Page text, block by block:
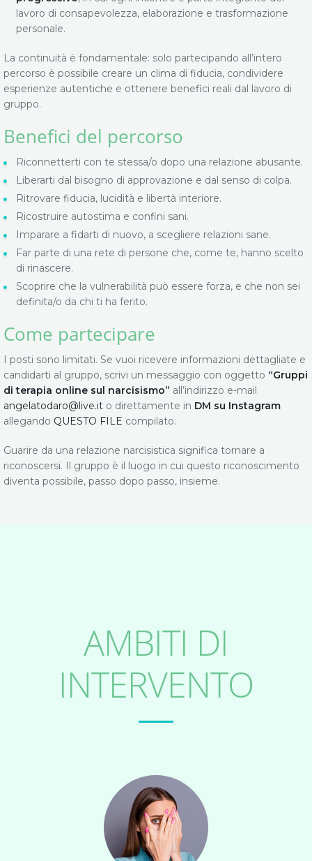
lavoro di consapevolezza, elaborazione e trasformazione
personale.
La continuità è fondamentale: solo partecipando all’intero
percorso è possibile creare un clima di fiducia, condividere
esperienze autentiche e ottenere benefici reali dal lavoro di
gruppo.
Benefici del percorso
Riconnetterti con te stessa/o dopo una relazione abusante.
Liberarti dal bisogno di approvazione e dal senso di colpa.
Ritrovare fiducia, lucidità e libertà interiore.
Ricostruire autostima e confini sani.
Imparare a fidarti di nuovo, a scegliere relazioni sane.
Far parte di una rete di persone che, come te, hanno scelto
di rinascere.
Scoprire che la vulnerabilità può essere forza, e che non sei
definita/o da chi ti ha ferito.
Come partecipare
I posti sono limitati. Se vuoi ricevere informazioni dettagliate e
candidarti al gruppo, scrivi un messaggio con oggetto “Gruppi
di terapia online sul narcisismo” all’indirizzo e-mail
angelatodaro@live.it o direttamente in DM su Instagram
allegando QUESTO FILE compilato.
Guarire da una relazione narcisistica significa tornare a
riconoscersi. Il gruppo è il luogo in cui questo riconoscimento
diventa possibile, passo dopo passo, insieme.
AMBITI DI
INTERVENTO